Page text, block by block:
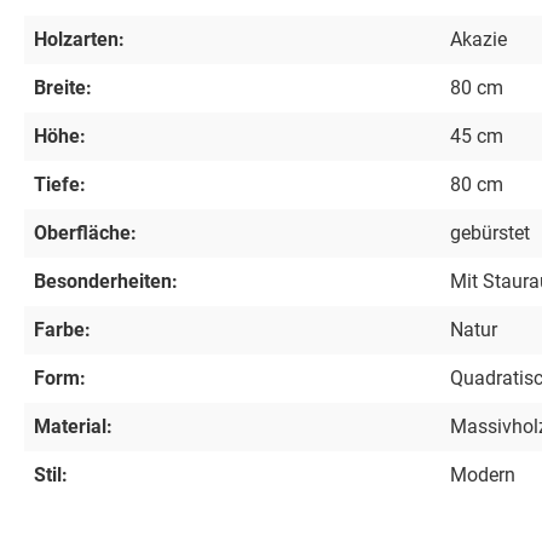
Holzarten: Akazie
Breite: 80 cm
Höhe: 45 cm
Tiefe: 80 cm
Oberfläche: gebürstet
Besonderheiten: Mit
Farbe: Natur
Form:
Material:
Stil: Modern